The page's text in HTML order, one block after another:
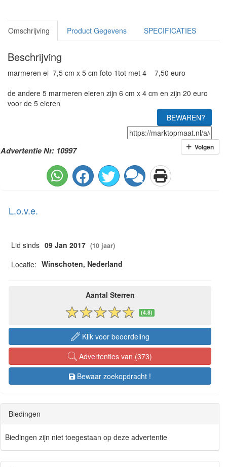
Omschrijving Product Gegevens SPECIFICATIES
Beschrijving
marmeren ei 7,5 cm x 5 cm foto 1tot met 4 7,50 euro
de andere 5 marmeren eieren zijn 6 cm x 4 cm en zijn 20 euro
voor de 5 eieren
BEWAREN?
Advertentie Nr: 10997 Volgen
L.o.v.e.
Lid sinds 09 Jan 2017 (10 jaar)
Locatie: Winschoten, Nederland
Aantal Sterren
(4.8)
Klik voor beoordeling
Advertenties van (373)
Bewaar zoekopdracht !
Biedingen
Biedingen zijn niet toegestaan op deze advertentie